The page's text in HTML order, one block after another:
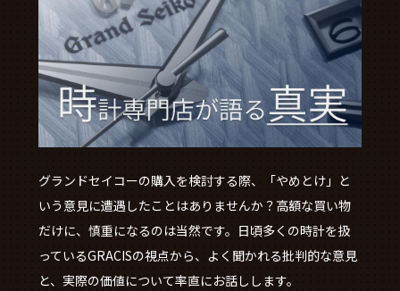
グランドセイコーの購入を検討する際、「やめとけ」と
いう意見に遭遇したことはありませんか？高額な買い物
だけに、慎重になるのは当然です。日頃多くの時計を扱
っているGRACISの視点から、よく聞かれる批判的な意見
と、実際の価値について率直にお話しします。